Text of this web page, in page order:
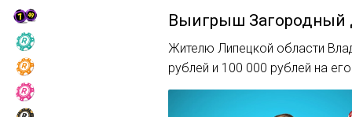
Выигрыш
Жителю Липецкой области
рублей и 100 000 рублей на